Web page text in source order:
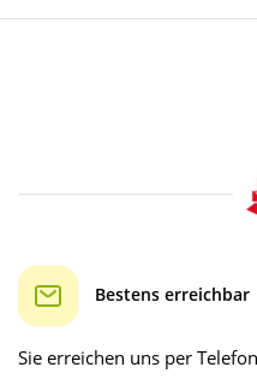
Bestens erreichbar
Sie erreichen uns per